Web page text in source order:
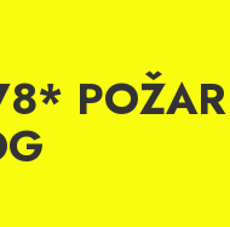
POŽAR